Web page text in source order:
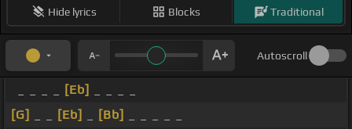
Hide lyrics Blocks Traditional
Autoscroll
[Eb]
[G]
[Eb] [Bb]